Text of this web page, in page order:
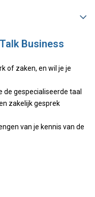
Business
of zaken, en wil je je
de gespecialiseerde taal
zakelijk gesprek
van je kennis van de